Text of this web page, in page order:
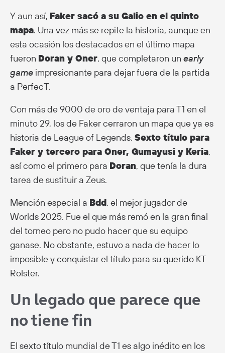
Y aun así, Faker sacó a su Galio en el quinto
mapa. Una vez más se repite la historia, aunque en
esta ocasión los destacados en el último mapa
fueron Doran y Oner, que completaron un early
game impresionante para dejar fuera de la partida
a PerfecT.
Con más de 9000 de oro de ventaja para T1 en el
minuto 29, los de Faker cerraron un mapa que ya es
historia de League of Legends. Sexto título para
Faker y tercero para Oner, Gumayusi y Keria,
así como el primero para Doran, que tenía la dura
tarea de sustituir a Zeus.
Mención especial a Bdd, el mejor jugador de
Worlds 2025. Fue el que más remó en la gran final
del torneo pero no pudo hacer que su equipo
ganase. No obstante, estuvo a nada de hacer lo
imposible y conquistar el título para su querido KT
Rolster.
Un legado que parece que
no tiene fin
El sexto título mundial de T1 es algo inédito en los